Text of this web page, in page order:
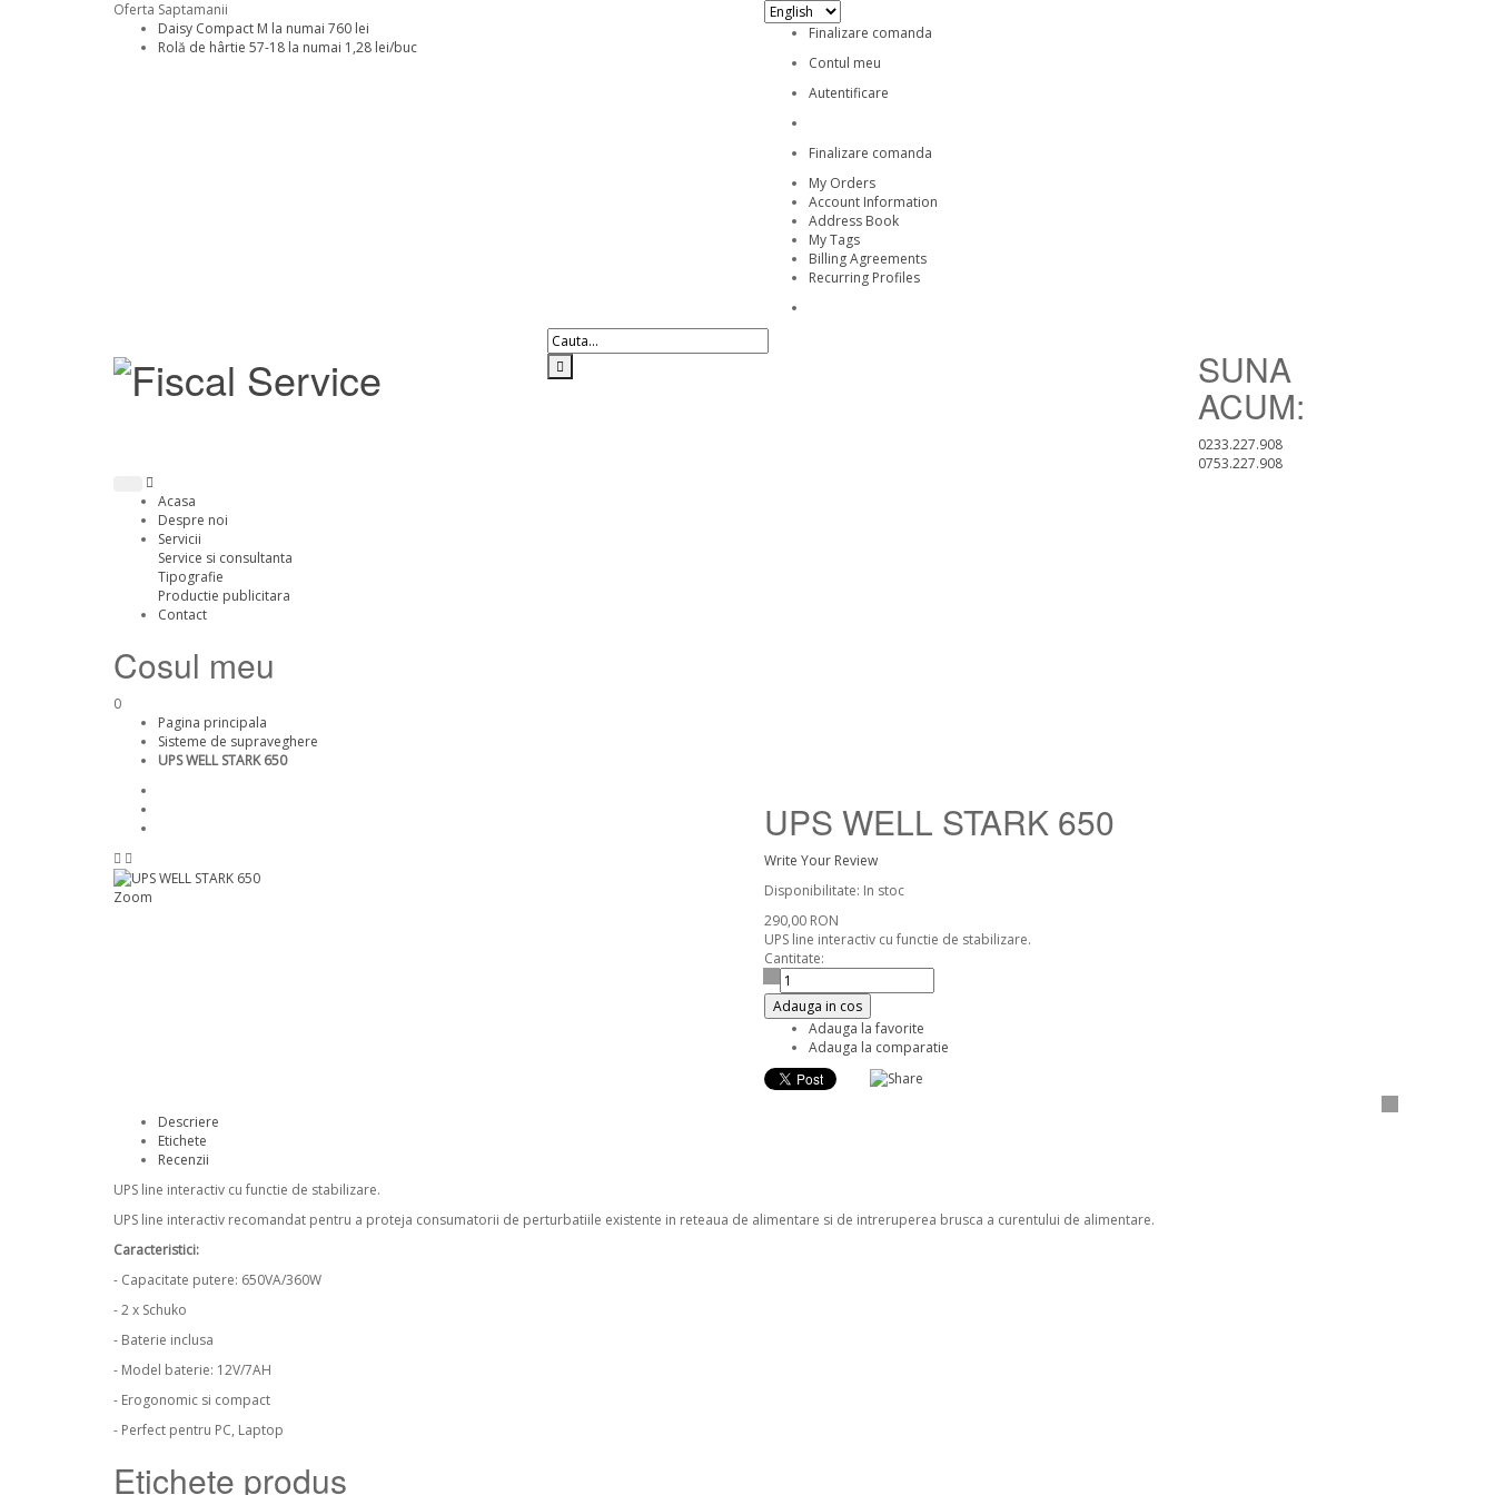
Oferta Saptamanii
Daisy Compact M la numai 760 lei
Rolă de hârtie 57-18 la numai 1,28 lei/buc
Finalizare comanda
Contul meu
Autentificare
Finalizare comanda
My Orders
Account Information
Address Book
My Tags
Billing Agreements
Recurring Profiles
SUNA
ACUM:
0233.227.908
0753.227.908
Acasa
Despre noi
Servicii
Service si consultanta
Tipografie
Productie publicitara
Contact
Cosul meu
0
Pagina principala
Sisteme de supraveghere
UPS WELL STARK 650
Zoom
UPS WELL STARK 650
Write Your Review
Disponibilitate: In stoc
290,00 RON
UPS line interactiv cu functie de stabilizare.
Cantitate:
Adauga in cos
Adauga la favorite
Adauga la comparatie
Descriere
Etichete
Recenzii
UPS line interactiv cu functie de stabilizare.
UPS line interactiv recomandat pentru a proteja consumatorii de perturbatiile existente in reteaua de alimentare si de intreruperea brusca a curentului de alimentare.
Caracteristici:
- Capacitate putere: 650VA/360W
- 2 x Schuko
- Baterie inclusa
- Model baterie: 12V/7AH
- Erogonomic si compact
- Perfect pentru PC, Laptop
Etichete produs